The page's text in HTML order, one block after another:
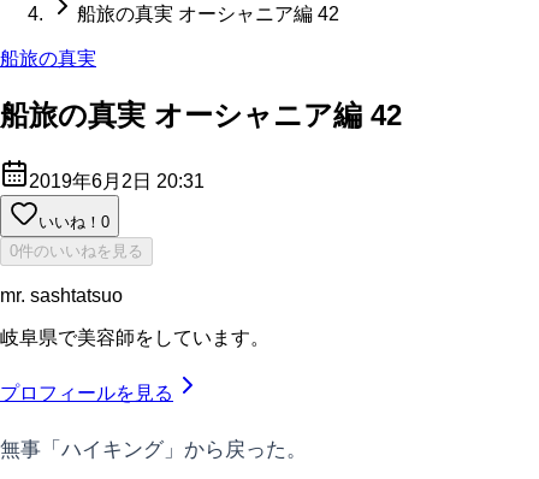
船旅の真実 オーシャニア編 42
船旅の真実
船旅の真実 オーシャニア編 42
2019年6月2日 20:31
いいね！ 0
0件のいいねを見る
mr. sashtatsuo
岐阜県で美容師をしています。
プロフィールを見る
無事「ハイキング」から戻った。